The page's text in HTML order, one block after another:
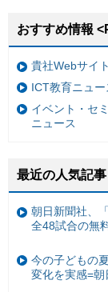
おすすめ情報
貴社Webサイ
ICT教育ニュ
イベント・セ
ニュース
最近の人気記事
朝日新聞社、
全48試合の無
今の子どもの
変化を実感=朝